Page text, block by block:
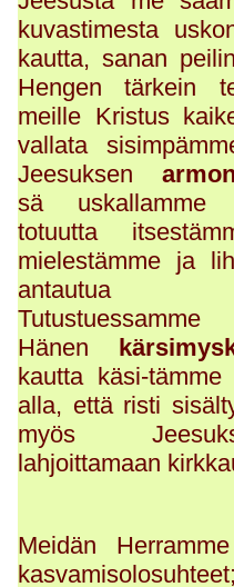
kuvastimesta
kautta, sanan
Hengen tärkein
meille Kristus
vallata
Jeesuksen
sä uskallamme
totuutta
mielestämme ja
antautua
Tutustuessamme
Hänen
kautta käsi-
alla, että risti
myös
lahjoittamaan
Meidän